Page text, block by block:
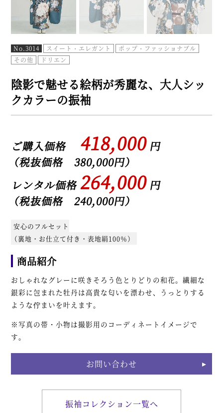
No.3014 スイート・エレガント
ポップ・ファッショナブル
その他
ドリエン
陰影で魅せる絵柄が秀麗な、大人シッ
クカラーの振袖
ご購入価格418,000 円
（税抜価格 380,000円）
レンタル価格264,000 円
（税抜価格 240,000円）
安心のフルセット
（裏地・お仕立て付き・表地絹100％）
商品紹介
おしゃれなグレーに咲きそろう色とりどりの和花。繊細な
銀彩に包まれた牡丹は高貴な匂いを漂わせ、うっとりする
ような佇まいを叶えます。
※写真の帯・小物は撮影用のコーディネートイメージで
す。
お問い合わせ
振袖コレクション一覧へ